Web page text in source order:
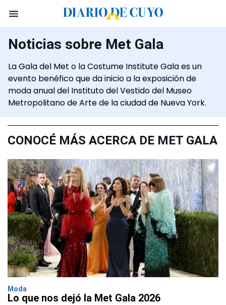
Noticias sobre Met Gala
La Gala del Met o la Costume Institute Gala es un
evento benéfico que da inicio a la exposición de
moda anual del Instituto del Vestido del Museo
Metropolitano de Arte de la ciudad de Nueva York.​​
CONOCÉ MÁS ACERCA DE MET GALA
Moda
Lo que nos dejó la Met Gala 2026